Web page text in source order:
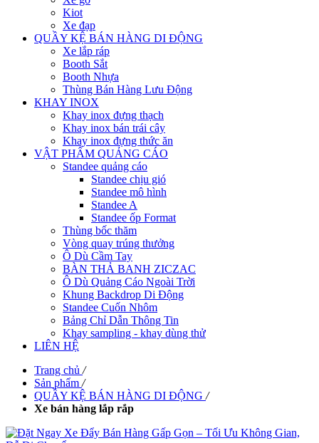
Kiot
Xe đạp
QUẦY KỆ BÁN HÀNG DI ĐỘNG
Xe lắp ráp
Booth Sắt
Booth Nhựa
Thùng Bán Hàng Lưu Động
KHAY INOX
Khay inox đựng thạch
Khay inox bán trái cây
Khay inox đựng thức ăn
VẬT PHẨM QUẢNG CÁO
Standee quảng cáo
Standee chịu gió
Standee mô hình
Standee A
Standee ốp Format
Thùng bốc thăm
Vòng quay trúng thưởng
Ô Dù Cầm Tay
BÀN THẢ BANH ZICZAC
Ô Dù Quảng Cáo Ngoài Trời
Khung Backdrop Di Động
Standee Cuốn Nhôm
Bảng Chỉ Dẫn Thông Tin
Khay sampling - khay dùng thử
LIÊN HỆ
Trang chủ /
Sản phẩm /
QUẦY KỆ BÁN HÀNG DI ĐỘNG /
Xe bán hàng lắp rắp